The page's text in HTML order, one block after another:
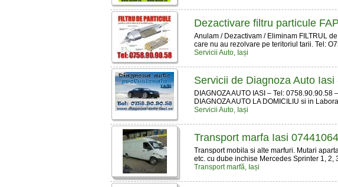
Dezactivare filtru particule
Anulam / Dezactivam / Eliminam FILTRUL
care nu au rezolvare pe teritoriul tarii. Tel:
Servicii Auto, Iași
Servicii de Diagnoza Auto
DIAGNOZA AUTO IASI – Tel: 0758.90.90.58
DIAGNOZA AUTO LA DOMICILIU si in
Servicii Auto, Iași
Transport marfa Iasi
Transport mobila si alte marfuri. Mutari
etc. cu dube inchise Mercedes Sprinter 1, 2,
Transport marfӑ, Iași